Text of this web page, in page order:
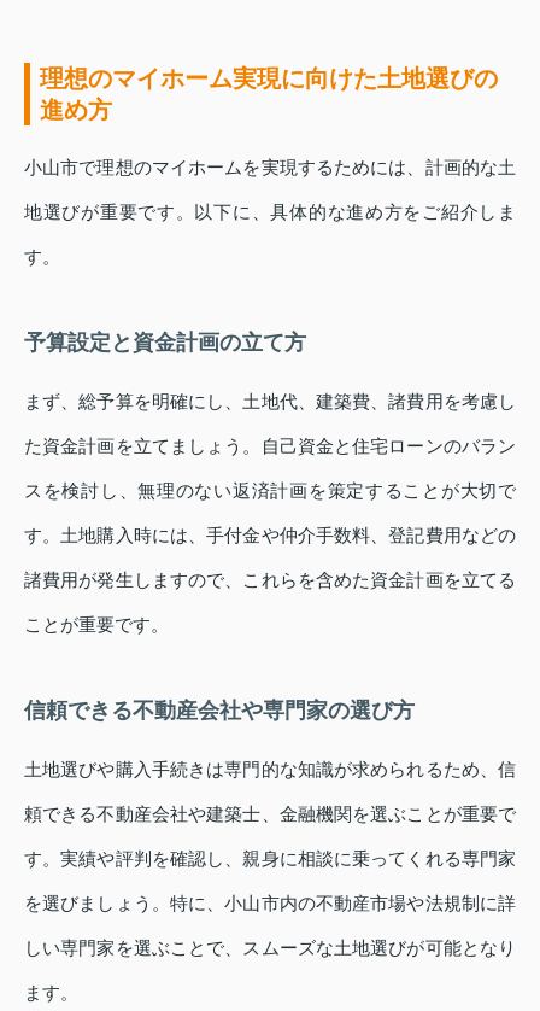
理想のマイホーム実現に向けた土地選びの
進め方
小山市で理想のマイホームを実現するためには、計画的な土
地選びが重要です。以下に、具体的な進め方をご紹介しま
す。
予算設定と資金計画の立て方
まず、総予算を明確にし、土地代、建築費、諸費用を考慮し
た資金計画を立てましょう。自己資金と住宅ローンのバラン
スを検討し、無理のない返済計画を策定することが大切で
す。土地購入時には、手付金や仲介手数料、登記費用などの
諸費用が発生しますので、これらを含めた資金計画を立てる
ことが重要です。
信頼できる不動産会社や専門家の選び方
土地選びや購入手続きは専門的な知識が求められるため、信
頼できる不動産会社や建築士、金融機関を選ぶことが重要で
す。実績や評判を確認し、親身に相談に乗ってくれる専門家
を選びましょう。特に、小山市内の不動産市場や法規制に詳
しい専門家を選ぶことで、スムーズな土地選びが可能となり
ます。